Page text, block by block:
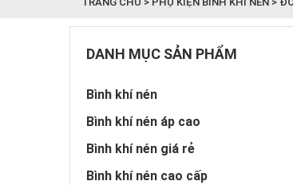
DANH MỤC SẢN PHẨM
Bình khí nén
Bình khí nén áp cao
Bình khí nén giá rẻ
Bình khí nén cao cấp